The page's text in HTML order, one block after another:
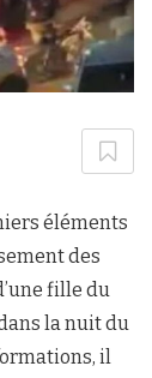
éléments
des
fille du
la nuit du
il